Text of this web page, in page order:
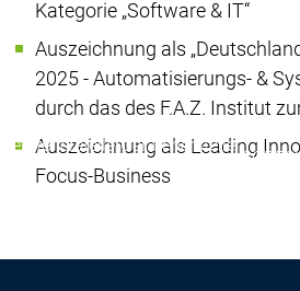
GeräteherstellerGerätehersteller
Warum
Kategorie „Software & IT“
Auszeichnung als
2025 - Automatisierungs- &
durch das des F.A.Z. Institut
Auszeichnung als Leading
Focus-Business